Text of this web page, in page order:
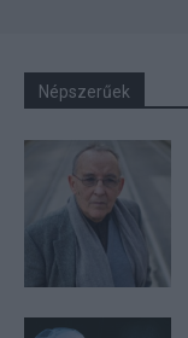
Népszerűek